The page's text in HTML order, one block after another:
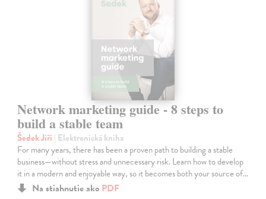
Network marketing guide - 8 steps to
build a stable team
Šedek Jiří | Elektronická kniha
For many years, there has been a proven path to building a stable
business—without stress and unnecessary risk. Learn how to develop
it in a modern and enjoyable way, so it becomes both your source of…
Na stiahnutie ako PDF